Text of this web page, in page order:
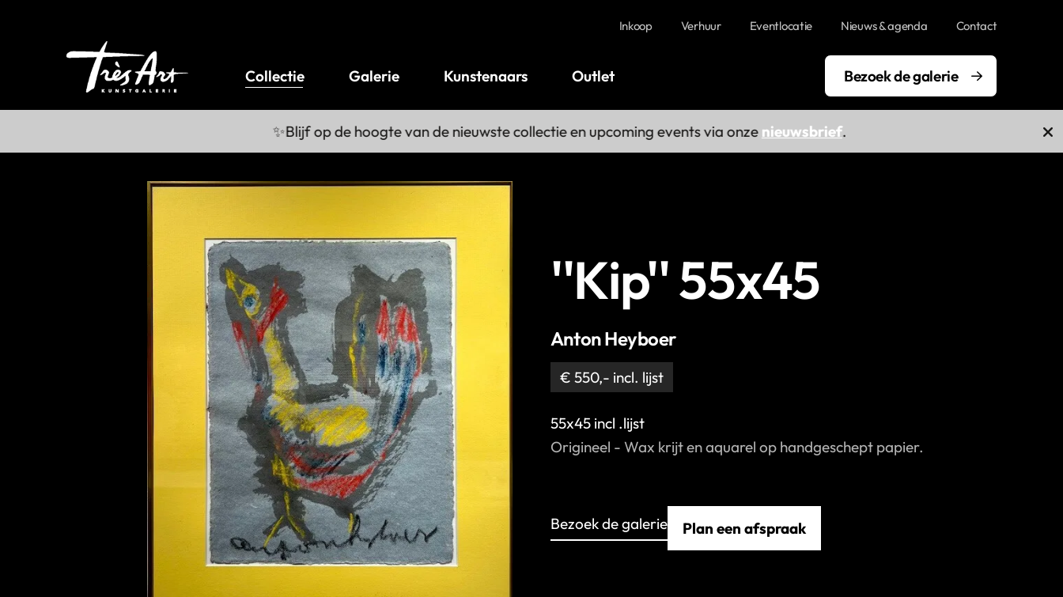
Inkoop Verhuur Eventlocatie Nieuws & agenda Contact
Collectie Galerie Kunstenaars Outlet Bezoek de galerie
✨Blijf op de hoogte van de nieuwste collectie en upcoming events via onzenieuwsbrief.
''Kip'' 55x45
Anton Heyboer
€ 550,- incl. lijst
55x45 incl .lijst
Origineel - Wax krijt en aquarel op handgeschept papier.
Bezoek de galerie Plan een afspraak